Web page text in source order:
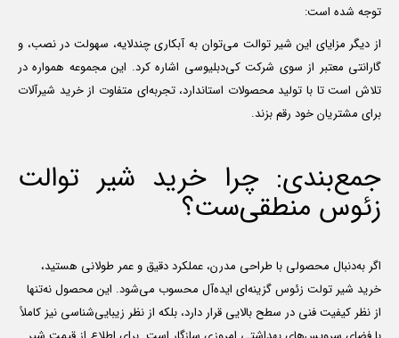
توجه شده است:
از دیگر مزایای این شیر توالت می‌توان به آبکاری چندلایه، سهولت در نصب، و
گارانتی معتبر از سوی شرکت کی‌دبلیوسی اشاره کرد. این مجموعه همواره در
تلاش است تا با تولید محصولات استاندارد، تجربه‌ای متفاوت از خرید شیرآلات
برای مشتریان خود رقم بزند.
جمع‌بندی: چرا خرید شیر توالت
زئوس منطقی‌ست؟
اگر به‌دنبال محصولی با طراحی مدرن، عملکرد دقیق و عمر طولانی هستید،
خرید شیر تولت زئوس گزینه‌ای ایده‌آل محسوب می‌شود. این محصول نه‌تنها
از نظر کیفیت فنی در سطح بالایی قرار دارد، بلکه از نظر زیبایی‌شناسی نیز کاملاً